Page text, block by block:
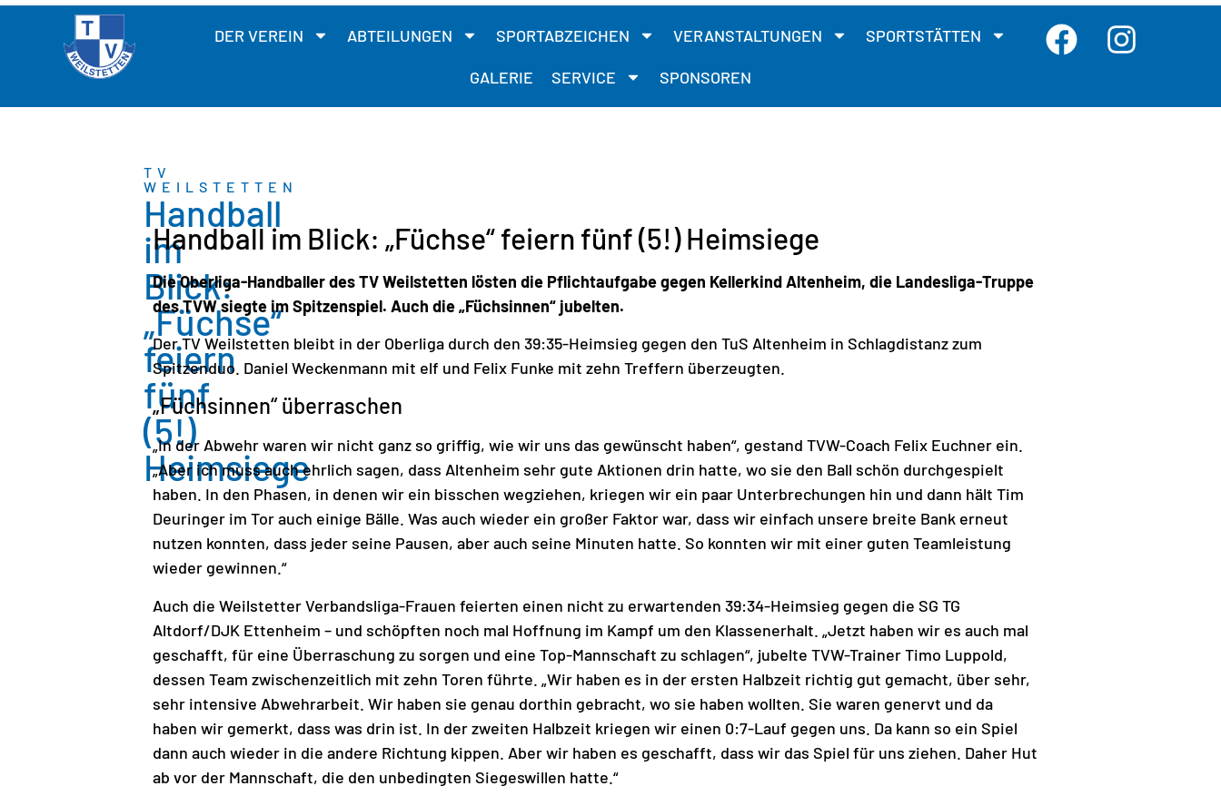
DER VEREIN ABTEILUNGEN SPORTABZEICHEN VERANSTALTUNGEN SPORTSTÄTTEN
GALERIE SERVICE SPONSOREN
TV
WEILSTETTEN
Handball
im
Blick:
„Füchse“
feiern
fünf
(5!)
Heimsiege
Handball im Blick: „Füchse“ feiern fünf (5!) Heimsiege
Die Oberliga-Handballer des TV Weilstetten lösten die Pflichtaufgabe gegen Kellerkind Altenheim, die Landesliga-Truppe
des TVW siegte im Spitzenspiel. Auch die „Füchsinnen“ jubelten.
Der TV Weilstetten bleibt in der Oberliga durch den 39:35-Heimsieg gegen den TuS Altenheim in Schlagdistanz zum
Spitzenduo. Daniel Weckenmann mit elf und Felix Funke mit zehn Treffern überzeugten.
„Füchsinnen“ überraschen
„In der Abwehr waren wir nicht ganz so griffig, wie wir uns das gewünscht haben“, gestand TVW-Coach Felix Euchner ein.
„Aber ich muss auch ehrlich sagen, dass Altenheim sehr gute Aktionen drin hatte, wo sie den Ball schön durchgespielt
haben. In den Phasen, in denen wir ein bisschen wegziehen, kriegen wir ein paar Unterbrechungen hin und dann hält Tim
Deuringer im Tor auch einige Bälle. Was auch wieder ein großer Faktor war, dass wir einfach unsere breite Bank erneut
nutzen konnten, dass jeder seine Pausen, aber auch seine Minuten hatte. So konnten wir mit einer guten Teamleistung
wieder gewinnen.“
Auch die Weilstetter Verbandsliga-Frauen feierten einen nicht zu erwartenden 39:34-Heimsieg gegen die SG TG
Altdorf/DJK Ettenheim – und schöpften noch mal Hoffnung im Kampf um den Klassenerhalt. „Jetzt haben wir es auch mal
geschafft, für eine Überraschung zu sorgen und eine Top-Mannschaft zu schlagen“, jubelte TVW-Trainer Timo Luppold,
dessen Team zwischenzeitlich mit zehn Toren führte. „Wir haben es in der ersten Halbzeit richtig gut gemacht, über sehr,
sehr intensive Abwehrarbeit. Wir haben sie genau dorthin gebracht, wo sie haben wollten. Sie waren genervt und da
haben wir gemerkt, dass was drin ist. In der zweiten Halbzeit kriegen wir einen 0:7-Lauf gegen uns. Da kann so ein Spiel
dann auch wieder in die andere Richtung kippen. Aber wir haben es geschafft, dass wir das Spiel für uns ziehen. Daher Hut
ab vor der Mannschaft, die den unbedingten Siegeswillen hatte.“